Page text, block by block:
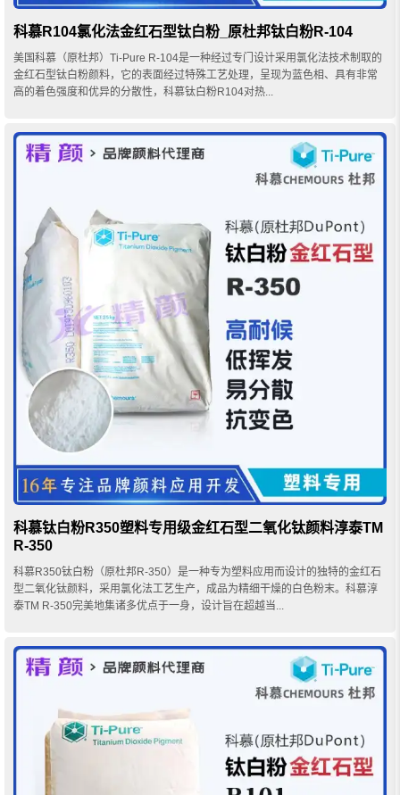
科慕R104氯化法金红石型钛白粉_原杜邦钛白粉R-104
美国科慕（原杜邦）Ti-Pure R-104是一种经过专门设计采用氯化法技术制取的
金红石型钛白粉颜料，它的表面经过特殊工艺处理，呈现为蓝色相、具有非常
高的着色强度和优异的分散性，科慕钛白粉R104对热...
科慕钛白粉R350塑料专用级金红石型二氧化钛颜料淳泰TM
R-350
科慕R350钛白粉（原杜邦R-350）是一种专为塑料应用而设计的独特的金红石
型二氧化钛颜料，采用氯化法工艺生产，成品为精细干燥的白色粉末。科慕淳
泰TM R-350完美地集诸多优点于一身，设计旨在超越当...